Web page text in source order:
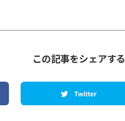
この記事をシェアする